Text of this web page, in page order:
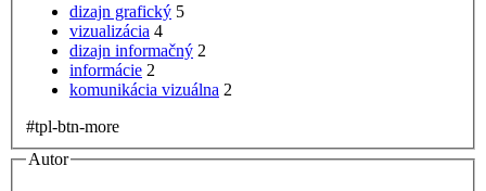
dizajn grafický 5
vizualizácia 4
dizajn informačný 2
informácie 2
komunikácia vizuálna 2
#tpl-btn-more
Autor